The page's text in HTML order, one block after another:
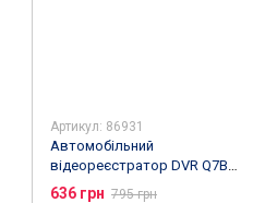
Артикул: 86931
Автомобільний
відеореєстратор DVR Q7B
(HD378)
636 грн 795 грн